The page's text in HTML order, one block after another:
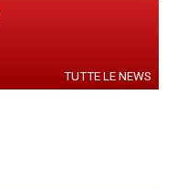
TUTTE LE NEWS